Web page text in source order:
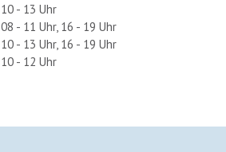
10 - 13 Uhr
08 - 11 Uhr, 16 - 19 Uhr
10 - 13 Uhr, 16 - 19 Uhr
10 - 12 Uhr